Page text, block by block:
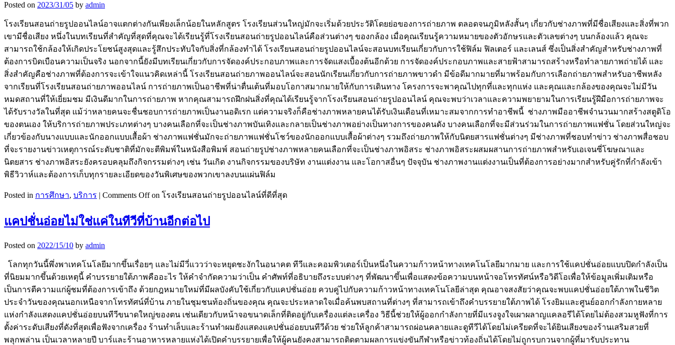
Posted on 2023/31/05 by admin
โรงเรียนสอนถ่ายรูปออนไลน์อาจแตกต่างกันเพียงเล็กน้อยในหลักสูตร โรงเรียนส่วนใหญ่มักจะเริ่มด้วยประวัติโดยย่อของการถ่ายภาพ ตลอดจนภูมิหลังสั้นๆ เกี่ยวกับช่างภาพที่มีชื่อเสียงและสิ่งที่พวก
เขามีชื่อเสียง หนึ่งในบทเรียนที่สำคัญที่สุดที่คุณจะได้เรียนรู้ที่โรงเรียนสอนถ่ายรูปออนไลน์คือส่วนต่างๆ ของกล้อง เมื่อคุณเรียนรู้ความหมายของตัวอักษรและตัวเลขต่างๆ บนกล้องแล้ว คุณจะ
สามารถใช้กล้องให้เกิดประโยชน์สูงสุดและรู้สึกประทับใจกับสิ่งที่กล้องทำได้ โรงเรียนสอนถ่ายรูปออนไลน์จะสอนบทเรียนเกี่ยวกับการใช้ฟิล์ม ฟิลเตอร์ และเลนส์ ซึ่งเป็นสิ่งสำคัญสำหรับช่างภาพที่
ต้องการบิดเบือนความเป็นจริง นอกจากนี้ยังมีบทเรียนเกี่ยวกับการจัดองค์ประกอบภาพและการจัดแสงเบื้องต้นอีกด้วย การจัดองค์ประกอบภาพและสายฟ้าสามารถสร้างหรือทำลายภาพถ่ายได้ และ
สิ่งสำคัญคือช่างภาพที่ต้องการจะเข้าใจแนวคิดเหล่านี้ โรงเรียนสอนถ่ายภาพออนไลน์จะสอนนักเรียนเกี่ยวกับการถ่ายภาพขาวดำ มีข้อดีมากมายที่มาพร้อมกับการเลือกถ่ายภาพสำหรับอาชีพหลัง
จากเรียนที่โรงเรียนสอนถ่ายภาพออนไลน์ การถ่ายภาพเป็นอาชีพที่น่าตื่นเต้นที่มอบโอกาสมากมายให้กับการเดินทาง โครงการจะพาคุณไปทุกที่และทุกแห่ง และคุณและกล้องของคุณจะไม่มีวัน
หมดสถานที่ให้เยี่ยมชม มีเงินดีมากในการถ่ายภาพ หากคุณสามารถฝึกฝนสิ่งที่คุณได้เรียนรู้จากโรงเรียนสอนถ่ายรูปออนไลน์ คุณจะพบว่าเวลาและความพยายามในการเรียนรู้ฝีมือการถ่ายภาพจะ
ได้รับรางวัลในที่สุด แม้ว่าหลายคนจะชื่นชอบการถ่ายภาพเป็นงานอดิเรก แต่ความจริงก็คือช่างภาพหลายคนได้รับเงินเดือนที่เหมาะสมจากการทำอาชีพนี้ ช่างภาพมืออาชีพจำนวนมากสร้างสตูดิโอ
ของตนเอง ให้บริการถ่ายภาพประเภทต่างๆ บางคนเลือกที่จะเป็นช่างภาพบันเทิงและกลายเป็นช่างภาพอย่างเป็นทางการของคนดัง บางคนเลือกที่จะมีส่วนร่วมในการถ่ายภาพแฟชั่น โดยส่วนใหญ่จะ
เกี่ยวข้องกับนางแบบและนักออกแบบเสื้อผ้า ช่างภาพแฟชั่นมักจะถ่ายภาพแฟชั่นโชว์ของนักออกแบบเสื้อผ้าต่างๆ รวมถึงถ่ายภาพให้กับนิตยสารแฟชั่นต่างๆ มีช่างภาพที่ชอบทำข่าว ช่างภาพสื่อชอบ
ที่จะรายงานข่าวเหตุการณ์ระดับชาติที่มักจะตีพิมพ์ในหนังสือพิมพ์ สอนถ่ายรูปช่างภาพหลายคนเลือกที่จะเป็นช่างภาพอิสระ ช่างภาพอิสระผสมผสานการถ่ายภาพสำหรับเอเจนซี่โฆษณาและ
นิตยสาร ช่างภาพอิสระยังครอบคลุมถึงกิจกรรมต่างๆ เช่น วันเกิด งานกิจกรรมของบริษัท งานแต่งงาน และโอกาสอื่นๆ ปัจจุบัน ช่างภาพงานแต่งงานเป็นที่ต้องการอย่างมากสำหรับคู่รักที่กำลังเข้า
พิธีวิวาห์และต้องการเก็บทุกรายละเอียดของวันพิเศษของพวกเขาลงบนแผ่นฟิล์ม
Posted in การศึกษา, บริการ | Comments Offon โรงเรียนสอนถ่ายรูปออนไลน์ที่ดีที่สุด
แคปชั่นอ่อยไม่ใช่แค่ในทีวีที่บ้านอีกต่อไป
Posted on 2022/15/10 by admin
โลกทุกวันนี้พึ่งพาเทคโนโลยีมากขึ้นเรื่อยๆ และไม่มีวี่แววว่าจะหยุดชะงักในอนาคต ทีวีและคอมพิวเตอร์เป็นหนึ่งในความก้าวหน้าทางเทคโนโลยีมากมาย และการใช้แคปชั่นอ่อยแบบปิดกำลังเป็น
ที่นิยมมากขึ้นด้วยเหตุนี้ คำบรรยายใต้ภาพคืออะไร ให้คำจำกัดความว่าเป็น คำศัพท์ที่อธิบายถึงระบบต่างๆ ที่พัฒนาขึ้นเพื่อแสดงข้อความบนหน้าจอโทรทัศน์หรือวิดีโอเพื่อให้ข้อมูลเพิ่มเติมหรือ
เป็นการตีความแก่ผู้ชมที่ต้องการเข้าถึง ด้วยกฎหมายใหม่ที่มีผลบังคับใช้เกี่ยวกับแคปชั่นอ่อย ควบคู่ไปกับความก้าวหน้าทางเทคโนโลยีล่าสุด คุณอาจสงสัยว่าคุณจะพบแคปชั่นอ่อยใต้ภาพในชีวิต
ประจำวันของคุณนอกเหนือจากโทรทัศน์ที่บ้าน ภายในชุมชนท้องถิ่นของคุณ คุณจะประหลาดใจเมื่อค้นพบสถานที่ต่างๆ ที่สามารถเข้าถึงคำบรรยายใต้ภาพได้ โรงยิมและศูนย์ออกกำลังกายหลาย
แห่งกำลังแสดงแคปชั่นอ่อยบนทีวีขนาดใหญ่ของตน เช่นเดียวกับหน้าจอขนาดเล็กที่ติดอยู่กับเครื่องแต่ละเครื่อง วิธีนี้ช่วยให้ผู้ออกกำลังกายที่มีแรงจูงใจเผาผลาญแคลอรีได้โดยไม่ต้องสวมหูฟังที่การ
ตั้งค่าระดับเสียงที่ดังที่สุดเพื่อฟังจากเครื่อง ร้านทำเล็บและร้านทำผมยังแสดงแคปชั่นอ่อยบนทีวีด้วย ช่วยให้ลูกค้าสามารถผ่อนคลายและดูทีวีได้โดยไม่เครียดที่จะได้ยินเสียงของร้านเสริมสวยที่
พลุกพล่าน เป็นเวลาหลายปี บาร์และร้านอาหารหลายแห่งได้เปิดคำบรรยายเพื่อให้ผู้คนยังคงสามารถติดตามผลการแข่งขันกีฬาหรือข่าวท้องถิ่นได้โดยไม่ถูกรบกวนจากผู้ที่มารับประทาน